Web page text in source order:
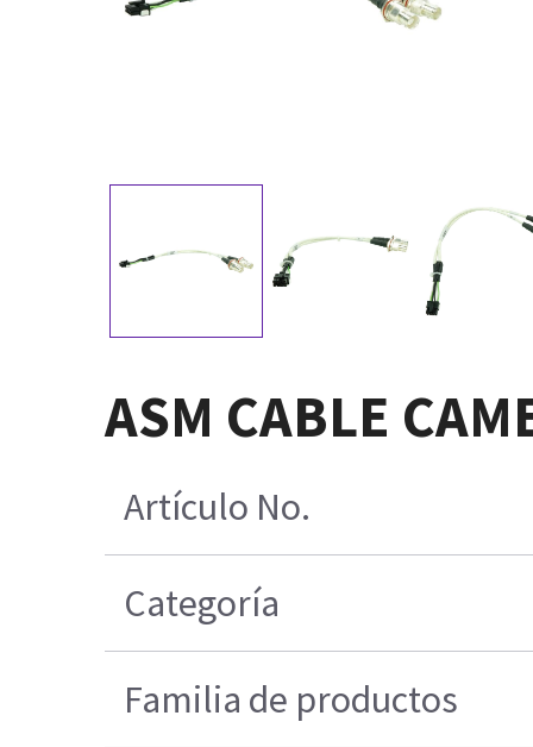
ASM CABLE
Artículo No.
Categoría
Familia de productos